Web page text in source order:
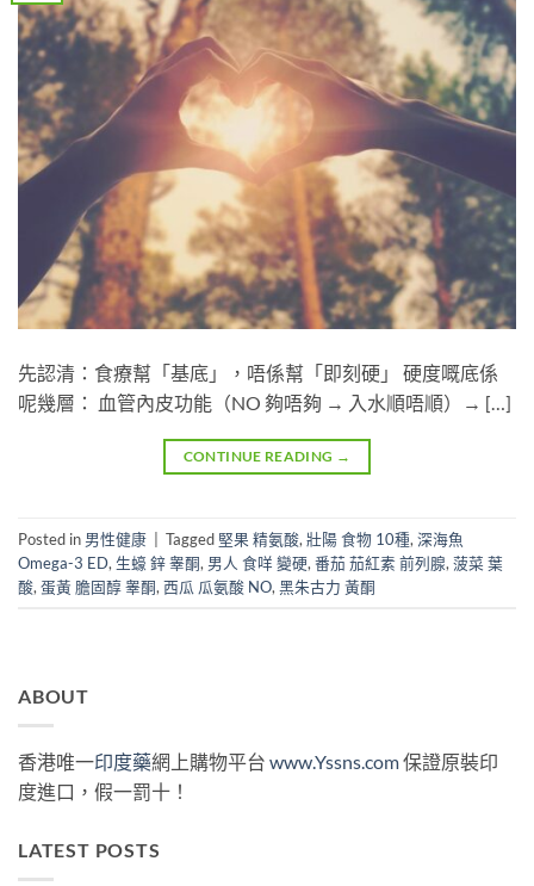
先認清：食療幫「基底」，唔係幫「即刻硬」 硬度嘅底係
呢幾層： 血管內皮功能（NO 夠唔夠 → 入水順唔順）→ […]
CONTINUE READING →
Posted in 男性健康 Tagged 堅果 精氨酸, 壯陽 食物 10種, 深海魚
Omega-3 ED, 生蠔 鋅 睾酮, 男人 食咩 變硬, 番茄 茄紅素 前列腺, 菠菜 葉
酸, 蛋黃 膽固醇 睾酮, 西瓜 瓜氨酸 NO, 黑朱古力 黃酮
ABOUT
香港唯一印度藥網上購物平台 www.Yssns.com保證原裝印
度進口，假一罰十！
LATEST POSTS